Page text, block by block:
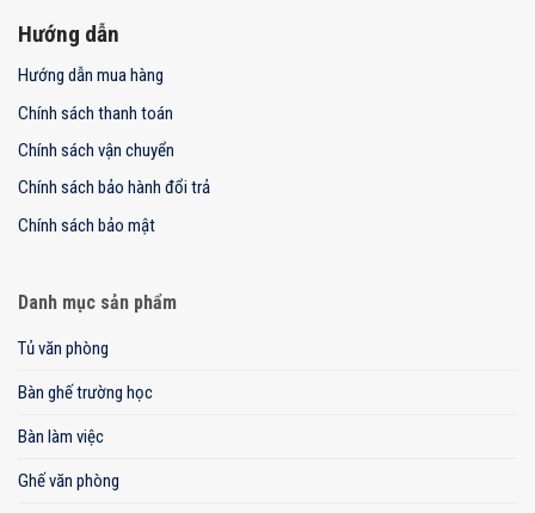
Hướng dẫn
Hướng dẫn mua hàng
Chính sách thanh toán
Chính sách vận chuyển
Chính sách bảo hành đổi trả
Chính sách bảo mật
Danh mục sản phẩm
Tủ văn phòng
Bàn ghế trường học
Bàn làm việc
Ghế văn phòng